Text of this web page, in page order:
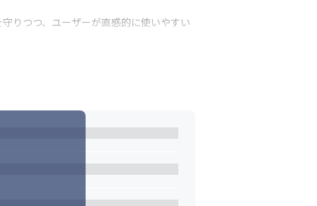
りつつ、ユーザーが直感的に使いやすい